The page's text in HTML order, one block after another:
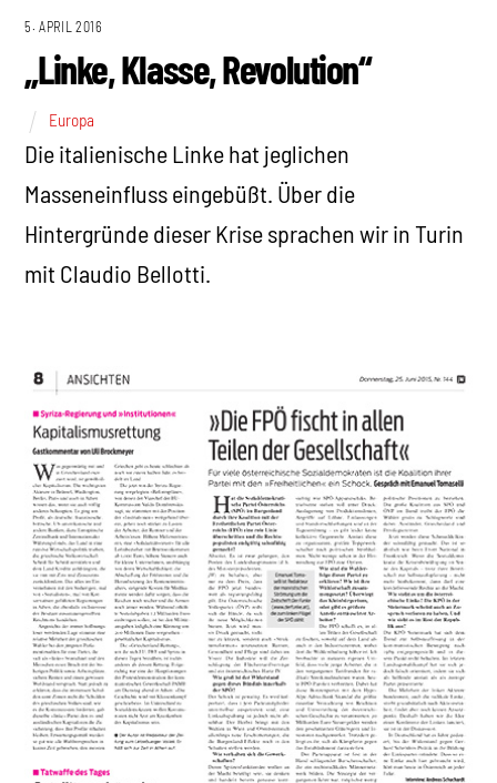
5. APRIL 2016
„Linke, Klasse, Revolution“
Europa
Die italienische Linke hat jeglichen
Masseneinfluss eingebüßt. Über die
Hintergründe dieser Krise sprachen wir in Turin
mit Claudio Bellotti.